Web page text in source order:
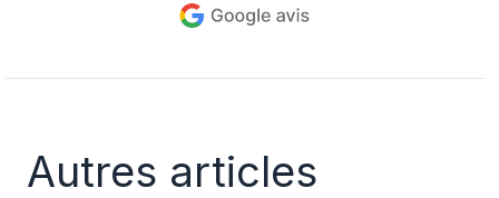
Autres articles